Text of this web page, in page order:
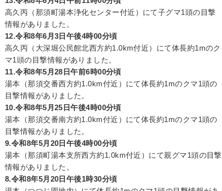
高久丙（那須町湯本浄化センター付近）にて子グマ1頭の目撃
情報がありました。
12.令和8年6月3日午後4時00分頃
高久丙（大深堀公民館北西方約1.0km付近）にて体長約1mのク
マ1頭の目撃情報がありました。
11.令和8年5月28日午前6時00分頃
湯本（那須交番西方約1.0km付近）にて体長約1mのクマ1頭の
目撃情報がありました。
10.令和8年5月25日午後4時00分頃
湯本（那須交番南方約1.0km付近）にて体長約1mのクマ1頭の
目撃情報がありました。
9.令和8年5月20日午後4時00分頃
湯本（那須町湯本支所西方約1.0km付近）にて親グマ1頭の目撃
情報がありました。
8.令和8年5月20日午後1時30分頃